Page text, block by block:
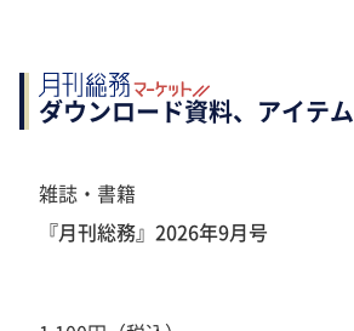
ダウンロード資料、アイテム
雑誌・書籍
『月刊総務』2026年9月号